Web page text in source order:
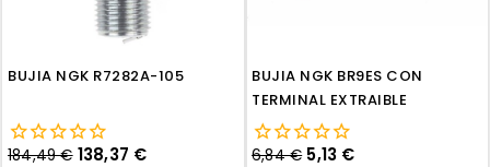
BUJIA NGK R7282A-105
184,49 € 138,37 €
BUJIA NGK BR9ES CON
TERMINAL EXTRAIBLE
6,84 € 5,13 €